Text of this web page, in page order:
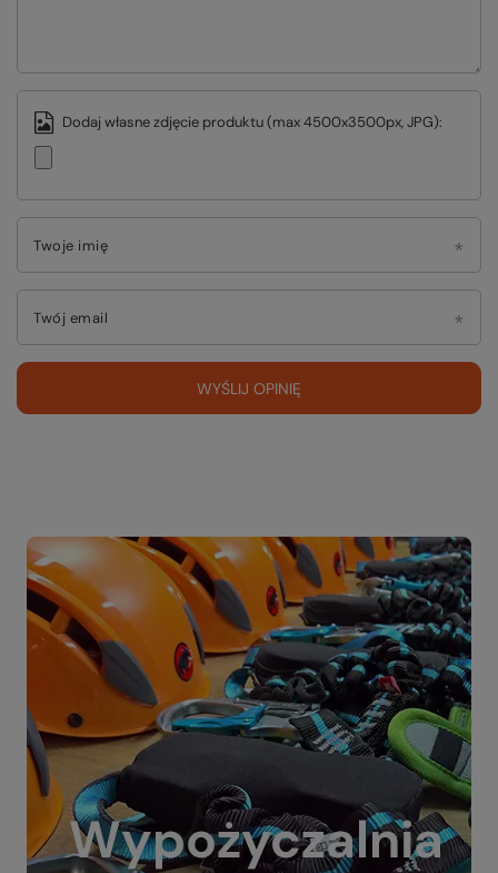
Dodaj własne zdjęcie produktu (max 4500x3500px, JPG):
Twoje imię
Twój email
WYŚLIJ OPINIĘ